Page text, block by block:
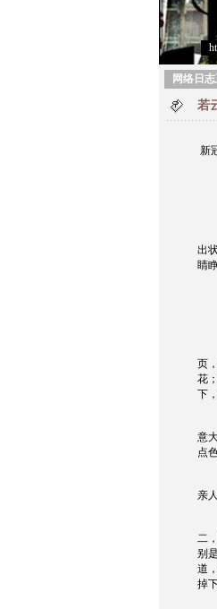
网络日
若
新
出
睛
页
花
下
意
点
亲
二
别
道，
掉